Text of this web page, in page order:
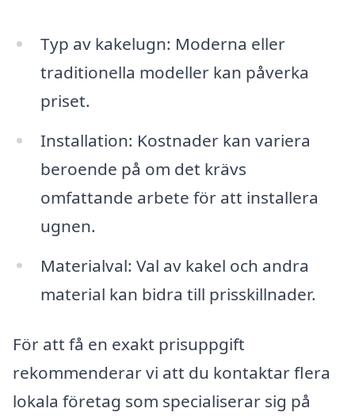
Typ av kakelugn: Moderna eller
traditionella modeller kan påverka
priset.
Installation: Kostnader kan variera
beroende på om det krävs
omfattande arbete för att installera
ugnen.
Materialval: Val av kakel och andra
material kan bidra till prisskillnader.
För att få en exakt prisuppgift
rekommenderar vi att du kontaktar flera
lokala företag som specialiserar sig på